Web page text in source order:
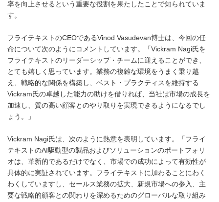
率を向上させるという重要な役割を果たしたことで知られていま
す。
フライテキストのCEOであるVinod Vasudevan博士は、今回の任
命について次のようにコメントしています。「Vickram Nagi氏を
フライテキストのリーダーシップ・チームに迎えることができ、
とても嬉しく思っています。業務の複雑な環境をうまく乗り越
え、戦略的な関係を構築し、ベスト・プラクティスを維持する
Vickram氏の卓越した能力の助けを借りれば、当社は市場の成長を
加速し、質の高い顧客とのやり取りを実現できるようになるでし
ょう。」
Vickram Nagi氏は、次のように熱意を表明しています。「フライ
テキストのAI駆動型の製品およびソリューションのポートフォリ
オは、革新的であるだけでなく、市場での成功によって有効性が
具体的に実証されています。フライテキストに加わることにわく
わくしていますし、セールス業務の拡大、新規市場への参入、主
要な戦略的顧客との関わりを深めるためのグローバルな取り組み